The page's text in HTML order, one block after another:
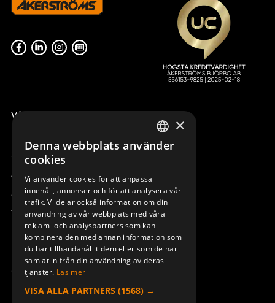
Våra radiostyrningar – översikt
Remotus
Sesam
Access_Ctrl
Support
Teknisk support
Boka service
Manualer och videoinstruktioner
Om Åkerströms
Kontakt
SWEDISH
DEUTSCH
×
Denna webbplats använder
cookies
Vi använder cookies för att anpassa
innehåll, annonser och för att analysera vår
trafik. Vi delar också information om din
användning av vår webbplats med våra
reklam- och analyspartners som kan
kombinera den med annan information som
du har tillhandahållit dem eller som de har
samlat in från din användning av deras
tjänster. Läs mer
VISA ALLA PARTNERS (1568) →